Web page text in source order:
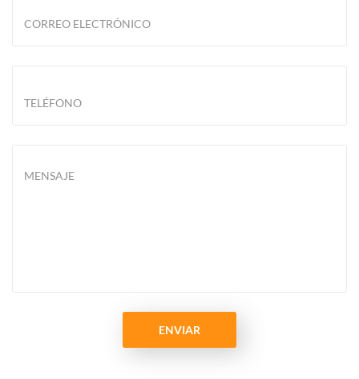
CORREO ELECTRÓNICO
TELÉFONO
MENSAJE
ENVIAR